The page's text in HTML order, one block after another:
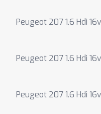
Peugeot 207 1.6 Hdi
Peugeot 207 1.6 Hdi
Peugeot 207 1.6 Hdi